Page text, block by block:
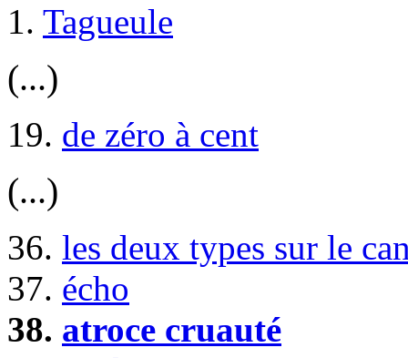
1. Tagueule
(...)
19. de zéro à cent
(...)
36. les deux types sur le
37. écho
38. atroce cruauté